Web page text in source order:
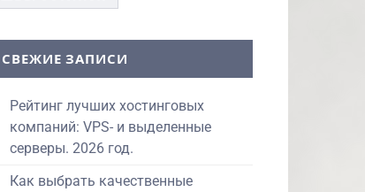
СВЕЖИЕ ЗАПИСИ
Рейтинг лучших хостинговых
компаний: VPS- и выделенные
серверы. 2026 год.
Как выбрать качественные